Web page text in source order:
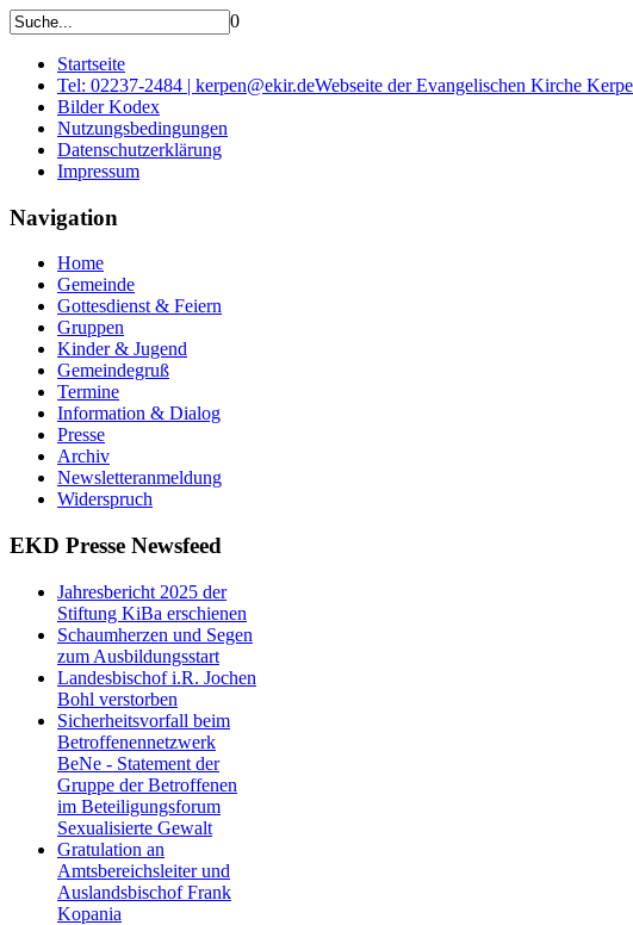
0
Startseite
Tel: 02237-2484 | kerpen@ekir.deWebseite der Evangelischen Kirche
Bilder Kodex
Nutzungsbedingungen
Datenschutzerklärung
Impressum
Navigation
Home
Gemeinde
Gottesdienst & Feiern
Gruppen
Kinder & Jugend
Gemeindegruß
Termine
Information & Dialog
Presse
Archiv
Newsletteranmeldung
Widerspruch
EKD Presse Newsfeed
Jahresbericht 2025 der
Stiftung KiBa erschienen
Schaumherzen und Segen
zum Ausbildungsstart
Landesbischof i.R. Jochen
Bohl verstorben
Sicherheitsvorfall beim
Betroffenennetzwerk
BeNe - Statement der
Gruppe der Betroffenen
im Beteiligungsforum
Sexualisierte Gewalt
Gratulation an
Amtsbereichsleiter und
Auslandsbischof Frank
Kopania